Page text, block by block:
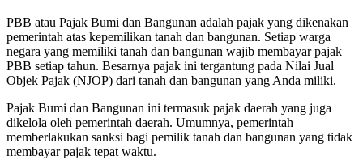
PBB atau Pajak Bumi dan Bangunan adalah pajak yang dikenakan
pemerintah atas kepemilikan tanah dan bangunan. Setiap warga
negara yang memiliki tanah dan bangunan wajib membayar pajak
PBB setiap tahun. Besarnya pajak ini tergantung pada Nilai Jual
Objek Pajak (NJOP) dari tanah dan bangunan yang Anda miliki.
Pajak Bumi dan Bangunan ini termasuk pajak daerah yang juga
dikelola oleh pemerintah daerah. Umumnya, pemerintah
memberlakukan sanksi bagi pemilik tanah dan bangunan yang tidak
membayar pajak tepat waktu.